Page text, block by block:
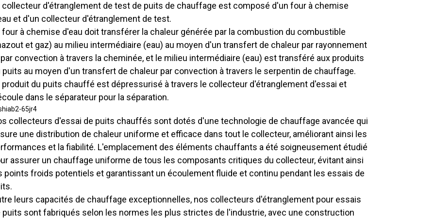
collecteur d'étranglement de test de puits de chauffage est composé d'un four à chemise
et d'un collecteur d'étranglement de test.
four à chemise d'eau doit transférer la chaleur générée par la combustion du combustible
et gaz) au milieu intermédiaire (eau) au moyen d'un transfert de chaleur par rayonnement
convection à travers la cheminée, et le milieu intermédiaire (eau) est transféré aux produits
puits au moyen d'un transfert de chaleur par convection à travers le serpentin de chauffage.
produit du puits chauffé est dépressurisé à travers le collecteur d'étranglement d'essai et
dans le séparateur pour la séparation.
collecteurs d'essai de puits chauffés sont dotés d'une technologie de chauffage avancée qui
une distribution de chaleur uniforme et efficace dans tout le collecteur, améliorant ainsi les
et la fiabilité. L'emplacement des éléments chauffants a été soigneusement étudié
assurer un chauffage uniforme de tous les composants critiques du collecteur, évitant ainsi
points froids potentiels et garantissant un écoulement fluide et continu pendant les essais de
leurs capacités de chauffage exceptionnelles, nos collecteurs d'étranglement pour essais
puits sont fabriqués selon les normes les plus strictes de l'industrie, avec une construction